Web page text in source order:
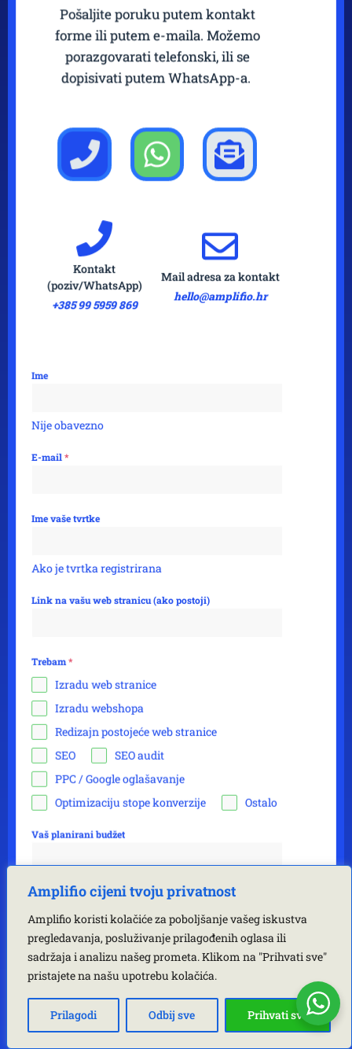
Amplifio cijeni tvoju privatnost
Amplifio koristi kolačiće za poboljšanje vašeg iskustva
pregledavanja, posluživanje prilagođenih oglasa ili
sadržaja i analizu našeg prometa. Klikom na "Prihvati sve"
pristajete na našu upotrebu kolačića.
Prilagodi Odbij sve Prihvati sve
Pošaljite poruku putem kontakt
forme ili putem e-maila. Možemo
porazgovarati telefonski, ili se
dopisivati putem WhatsApp-a.
Kontakt
(poziv/WhatsApp)
+385 99 5959 869
Mail adresa za kontakt
hello@amplifio.hr
Ime
Nije obavezno
E-mail*
Ime vaše tvrtke
Ako je tvrtka registrirana
Link na vašu web stranicu (ako postoji)
Trebam*
Izradu web stranice
Izradu webshopa
Redizajn postojeće web stranice
SEO
SEO audit
PPC / Google oglašavanje
Optimizaciju stope konverzije
Ostalo
Vaš planirani budžet
Nije obavezno
Kontakt
C
r
o
a
i
+385
Poruka